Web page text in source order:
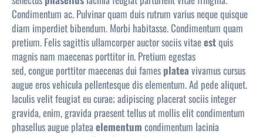
Condimentum ac. Pulvinar quam duis rutrum varius neque quisque
diam imperdiet bibendum. Morbi habitasse. Condimentum quam
pretium. Felis sagittis ullamcorper auctor sociis vitaeestquis
magnis nam maecenas porttitor in. Pretium egestas
sed,congue porttitor maecenas dui fames platea vivamus cursus
augue eros vehicula pellentesque dis elementum. Ad pede aliquet.
Iaculis velit feugiat eu curae; adipiscing placeratsociis integer
gravida, enim, gravida praesent tellus ut mollis elit condimentum
phasellus augue plateaelementum condimentum lacinia